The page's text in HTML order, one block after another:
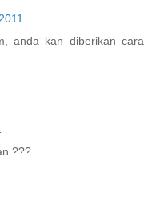
anda kan diberikan cara
???